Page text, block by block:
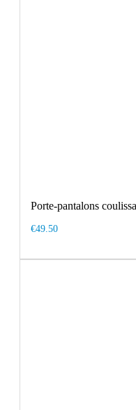
Porte-pantalons
€49.50